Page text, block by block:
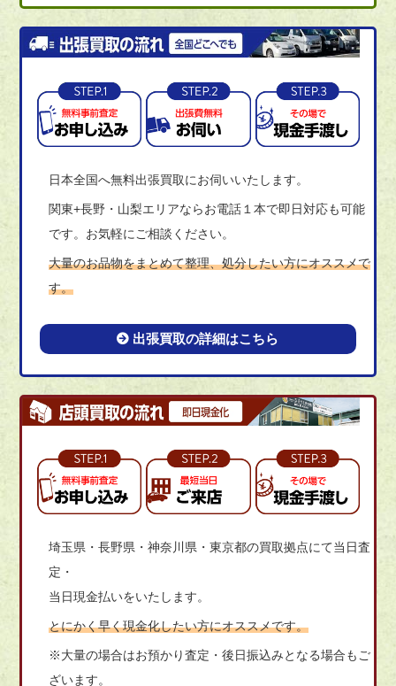
日本全国へ無料出張買取にお伺いいたします。
関東+長野・山梨エリアならお電話１本で即日対応も可能
です。お気軽にご相談ください。
大量のお品物をまとめて整理、処分したい方にオススメで
す。
出張買取の詳細はこちら
埼玉県・長野県・神奈川県・東京都の買取拠点にて当日査
定・
当日現金払いをいたします。
とにかく早く現金化したい方にオススメです。
※大量の場合はお預かり査定・後日振込みとなる場合もご
ざいます。